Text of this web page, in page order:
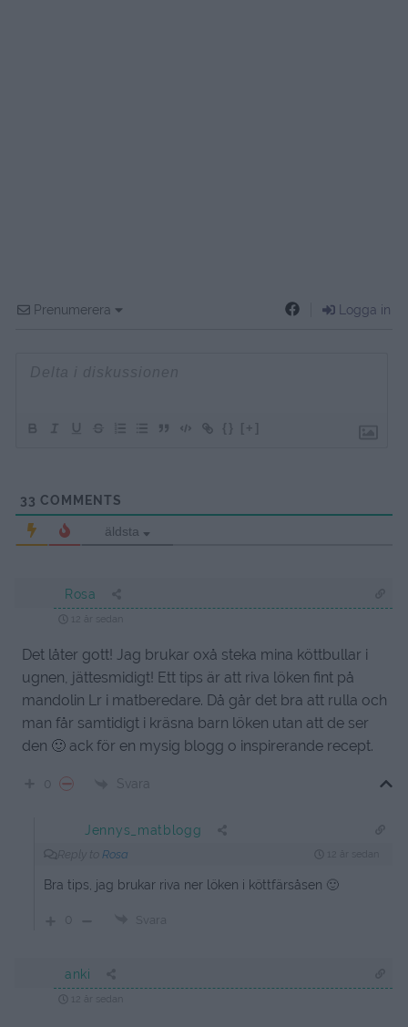
Prenumerera Logga in
{} [+]
33 COMMENTS
äldsta
Rosa
12 år sedan
Det låter gott! Jag brukar oxå steka mina köttbullar i
ugnen, jättesmidigt! Ett tips är att riva löken fint på
mandolin Lr i matberedare. Då går det bra att rulla och
man får samtidigt i kräsna barn löken utan att de ser
den 🙂 ack för en mysig blogg o inspirerande recept.
0 Svara
Jennys_matblogg
Rosa
Bra tips, jag brukar riva ner löken i köttfärsåsen 🙂
0 Svara
anki
12 år sedan